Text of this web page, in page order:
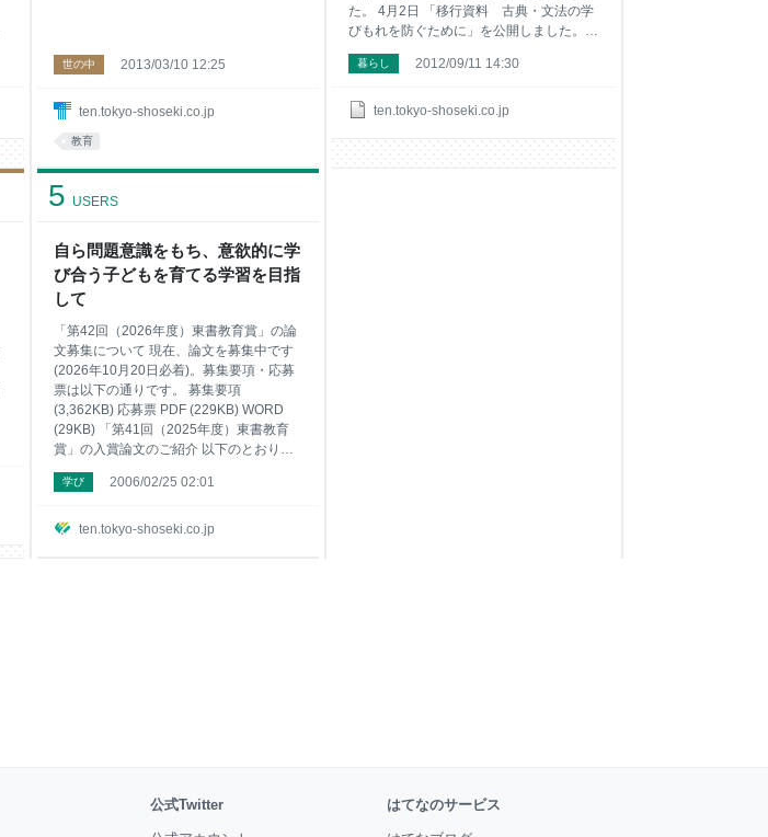
ten.tokyo-shoseki.co.jp
世の中 2013/03/10 12:25
教育
ten.tokyo-shoseki.co.jp
た。 4月2日 「移行資料 古典・文法の学
びもれを防ぐために」を公開しました。 4
月2日 「新出漢字移行資料」を公開しまし
た。 学習材一覧［学年別］ 内容一覧用資
典・文法の学びもれを防ぐために 新出漢
暮らし 2012/09/11 14:30
自ら問題意識をもち、意欲的に学
び合う子どもを育てる学習を目指
して
5 USERS
ten.tokyo-shoseki.co.jp
「第42回（2026年度）東書教育賞」の論
文募集について 現在、論文を募集中です
(2026年10月20日必着)。募集要項・応募
票は以下の通りです。 募集要項
(3,362KB) 応募票 PDF (229KB) WORD
(29KB) 「第41回（2025年度）東書教育
賞」の入賞論文のご紹介 以下のとおり入
賞論文が決定いたしました。 小学校 部
門 最優秀賞 ※該当なし 優秀賞 蓑部（みの
校 －特別支援教育－ 持続可能な特別支援
学び 2006/02/25 02:01
公式Twitter はてなのサービス